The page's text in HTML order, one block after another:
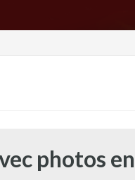
photos